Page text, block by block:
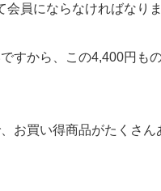
会員にならなければなり
すから、この4,400円も
お買い得商品がたくさん